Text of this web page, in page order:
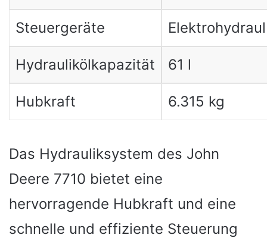
Steuergeräte Elektrohydraul
Hydraulikölkapazität 61 l
Hubkraft 6.315 kg
Das Hydrauliksystem des John
Deere 7710 bietet eine
hervorragende Hubkraft und eine
schnelle und effiziente Steuerung